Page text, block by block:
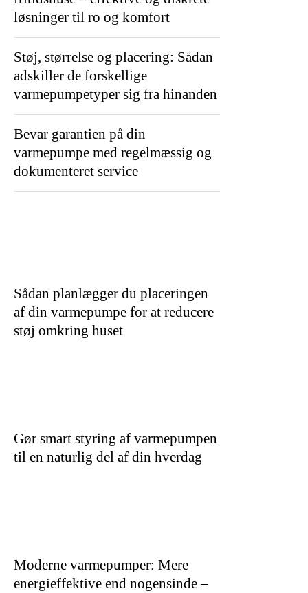
løsninger til ro og komfort
Støj, størrelse og placering: Sådan
adskiller de forskellige
varmepumpetyper sig fra hinanden
Bevar garantien på din
varmepumpe med regelmæssig og
dokumenteret service
Sådan planlægger du placeringen
af din varmepumpe for at reducere
støj omkring huset
Gør smart styring af varmepumpen
til en naturlig del af din hverdag
Moderne varmepumper: Mere
energieffektive end nogensinde –